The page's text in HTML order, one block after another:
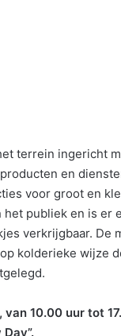
terrein ingericht
en
voor groot en
publiek en is er
verkrijgbaar. De
kolderieke wijze
van 10.00 uur tot